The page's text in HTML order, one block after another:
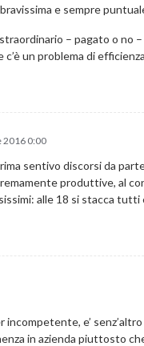
e sempre
– pagato o no
c’è un problema di
2016 0:00
sentivo discorsi da
produttive, al
alle 18 si stacca tutti
incompetente, e’
in azienda piuttosto